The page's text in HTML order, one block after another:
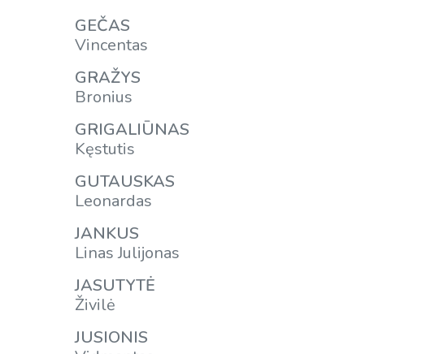
GEČAS
Vincentas
GRAŽYS
Bronius
GRIGALIŪNAS
Kęstutis
GUTAUSKAS
Leonardas
JANKUS
Linas Julijonas
JASUTYTĖ
Živilė
JUSIONIS